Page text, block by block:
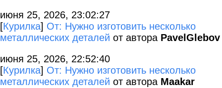
июня 25, 2026, 23:02:27
[Курилка] От: Нужно изготовить несколько
металлических деталей от автора PavelGlebov
июня 25, 2026, 22:52:40
[Курилка] От: Нужно изготовить несколько
металлических деталей от автора Maakar